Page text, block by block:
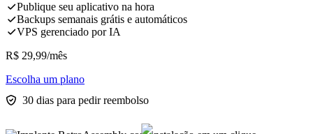
Publique seu aplicativo na hora
Backups semanais grátis e automáticos
VPS gerenciado por IA
R$ 29,99/mês
Escolha um plano
30 dias para pedir reembolso